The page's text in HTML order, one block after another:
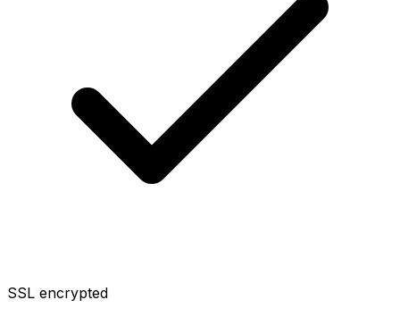
SSL encrypted